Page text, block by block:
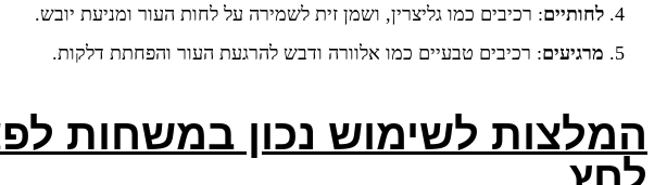
לחותיים: רכיבים כמו גליצרין, ושמן זית לשמירה על לחות העור ומניעת יובש.
מרגיעים: רכיבים טבעיים כמו אלוורה ודבש להרגעת העור והפחתת דלקות.
המלצות לשימוש נכון במשחות